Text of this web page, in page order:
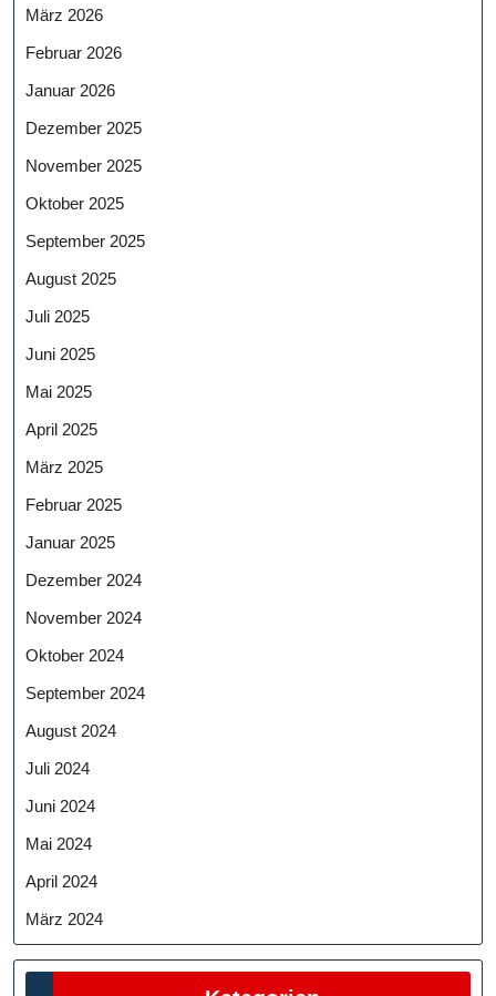
März 2026
Februar 2026
Januar 2026
Dezember 2025
November 2025
Oktober 2025
September 2025
August 2025
Juli 2025
Juni 2025
Mai 2025
April 2025
März 2025
Februar 2025
Januar 2025
Dezember 2024
November 2024
Oktober 2024
September 2024
August 2024
Juli 2024
Juni 2024
Mai 2024
April 2024
März 2024